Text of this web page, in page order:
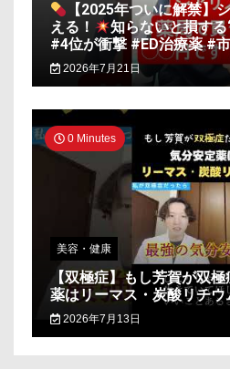
【2025年ついに解禁】
える！
知らないと損す
#4位が衝撃 #ED治療薬 #
2026年7月21日
0 Minutes
美容・健康
【双極症】もし芳賀が双
薬はリーマス・炭酸リチ
2026年7月13日